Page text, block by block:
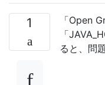
1
「Open
「
ると、問